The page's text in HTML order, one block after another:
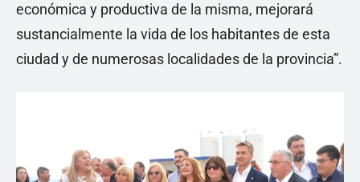
económica y productiva de la misma, mejorará
sustancialmente la vida de los habitantes de esta
ciudad y de numerosas localidades de la provincia”.